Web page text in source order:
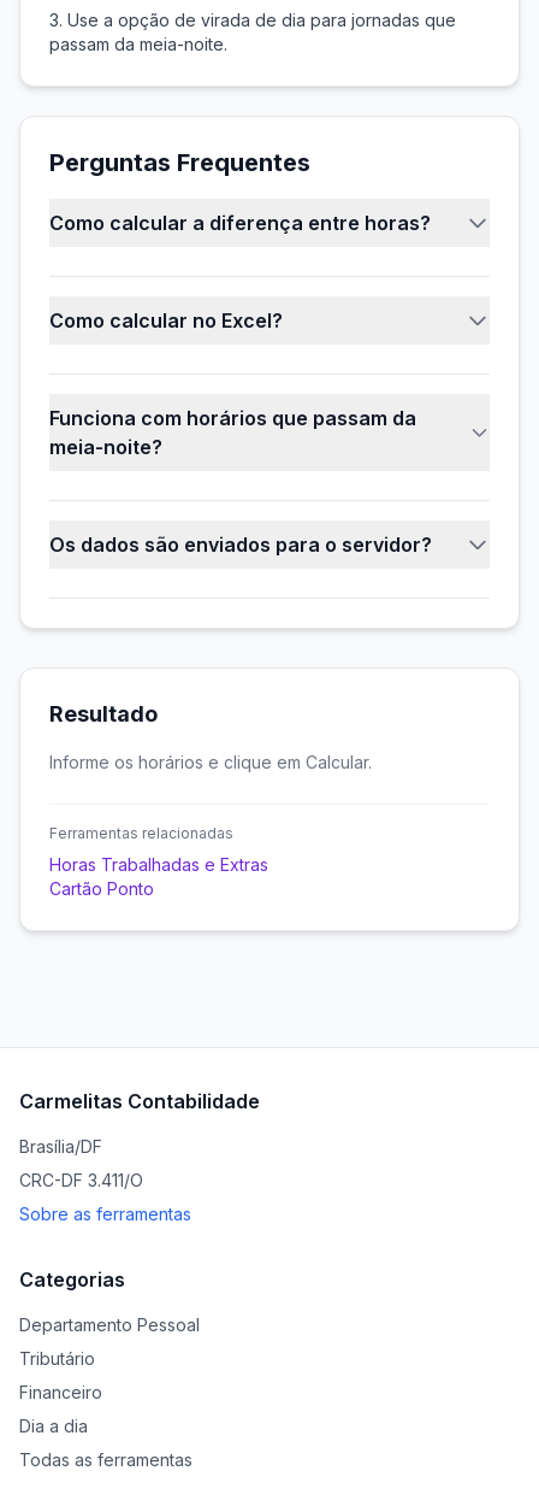
Use a opção de virada de dia para jornadas que
passam da meia-noite.
Perguntas Frequentes
Como calcular a diferença entre horas?
Informe a hora inicial e a hora final. A
em horas, minutos e no formato HH:MM. Se o
06:00 = 8 horas).
Como calcular no Excel?
Formate as células como hora (HH:MM),
formate o resultado também como hora. Ex.:
=B2-A2.
Funciona com horários que passam da
meia-noite?
Sim. Quando a hora final é anterior à inicial, a
dia seguinte. Você pode desmarcar essa opção
Os dados são enviados para o servidor?
Não. O cálculo é feito inteiramente no seu
navegador.
Resultado
Informe os horários e clique em Calcular.
Ferramentas relacionadas
Horas Trabalhadas e Extras
Cartão Ponto
Carmelitas Contabilidade
Brasília/DF
CRC-DF 3.411/O
Sobre as ferramentas
Categorias
Departamento Pessoal
Tributário
Financeiro
Dia a dia
Todas as ferramentas